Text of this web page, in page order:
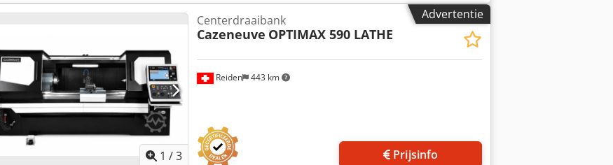
Advertentie
1 /3
Reiden 443 km
Centerdraaibank
Cazeneuve OPTIMAX 590 LATHE
Prijsinfo